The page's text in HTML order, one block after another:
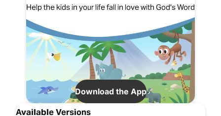
Help the kids in your life fall in love with God's Word
Download the App
Available Versions